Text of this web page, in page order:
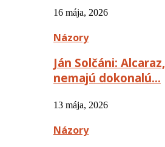
16 mája, 2026
Názory
Ján Solčáni:
nemajú dokonalú…
13 mája, 2026
Názory